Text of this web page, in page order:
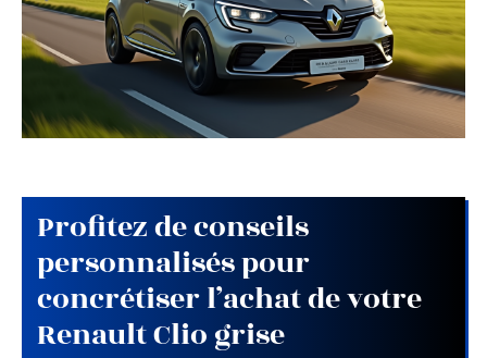
Profitez de conseils
personnalisés pour
concrétiser l’achat de votre
Renault Clio grise